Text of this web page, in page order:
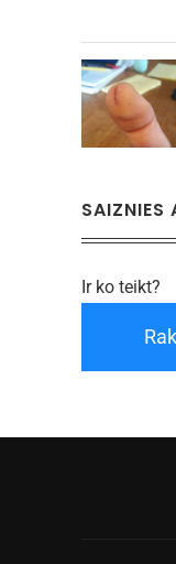
SAIZNIES
Ir ko teikt?